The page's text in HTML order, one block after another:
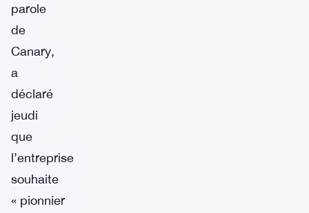
parole
de
Canary,
a
déclaré
jeudi
que
l’entreprise
souhaite
« pionnier